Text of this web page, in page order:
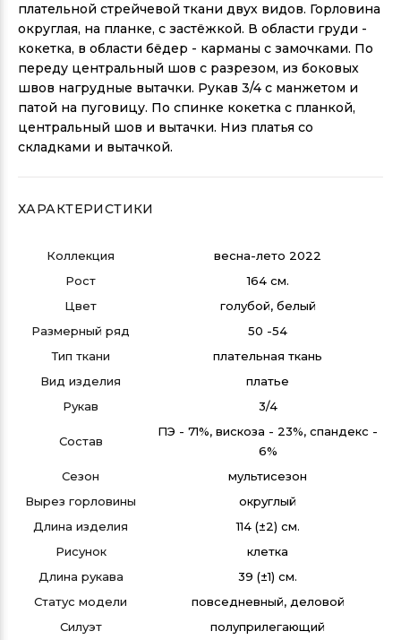
плательной стрейчевой ткани двух видов. Горловина
округлая, на планке, с застёжкой. В области груди -
кокетка, в области бёдер - карманы с замочками. По
переду центральный шов с разрезом, из боковых
швов нагрудные вытачки. Рукав 3/4 с манжетом и
патой на пуговицу. По спинке кокетка с планкой,
центральный шов и вытачки. Низ платья со
складками и вытачкой.
ХАРАКТЕРИСТИКИ
Коллекция
весна-лето 2022
Рост
164 см.
Цвет
голубой, белый
Размерный ряд
50 -54
Тип ткани
плательная ткань
Вид изделия
платье
Рукав
3/4
Состав
ПЭ - 71%, вискоза - 23%, спандекс -
6%
Сезон
мультисезон
Вырез горловины
округлый
Длина изделия
114 (±2) см.
Рисунок
клетка
Длина рукава
39 (±1) см.
Статус модели
повседневный, деловой
Силуэт
полуприлегающий
УКАЖИТЕ РАЗМЕР!